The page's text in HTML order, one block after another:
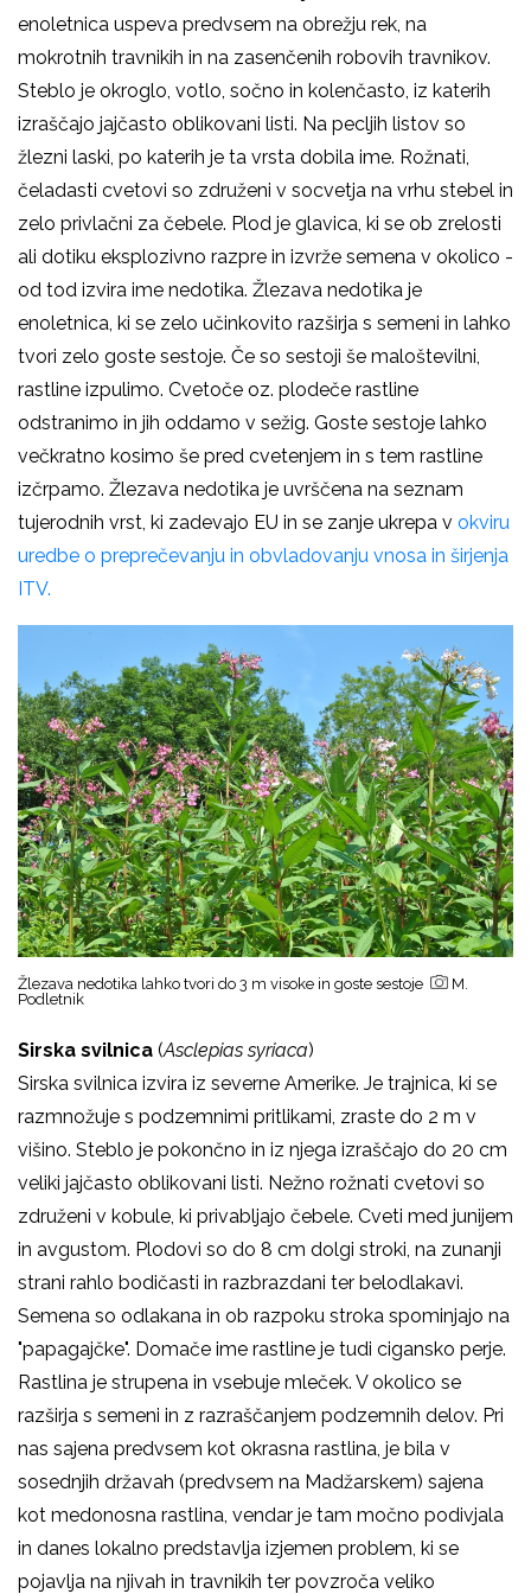
enoletnica uspeva predvsem na obrežju rek, na
mokrotnih travnikih in na zasenčenih robovih travnikov.
Steblo je okroglo, votlo, sočno in kolenčasto, iz katerih
izraščajo jajčasto oblikovani listi. Na pecljih listov so
žlezni laski, po katerih je ta vrsta dobila ime. Rožnati,
čeladasti cvetovi so združeni v socvetja na vrhu stebel in
zelo privlačni za čebele. Plod je glavica, ki se ob zrelosti
ali dotiku eksplozivno razpre in izvrže semena v okolico -
od tod izvira ime nedotika. Žlezava nedotika je
enoletnica, ki se zelo učinkovito razširja s semeni in lahko
tvori zelo goste sestoje. Če so sestoji še maloštevilni,
rastline izpulimo. Cvetoče oz. plodeče rastline
odstranimo in jih oddamo v sežig. Goste sestoje lahko
večkratno kosimo še pred cvetenjem in s tem rastline
izčrpamo. Žlezava nedotika je uvrščena na seznam
tujerodnih vrst, ki zadevajo EU in se zanje ukrepa v okviru
uredbe o preprečevanju in obvladovanju vnosa in širjenja
ITV.
Žlezava nedotika lahko tvori do 3 m visoke in goste sestoje
M.
Podletnik
Sirska svilnica (Asclepias syriaca)
Sirska svilnica izvira iz severne Amerike. Je trajnica, ki se
razmnožuje s podzemnimi pritlikami, zraste do 2 m v
višino. Steblo je pokončno in iz njega izraščajo do 20 cm
veliki jajčasto oblikovani listi. Nežno rožnati cvetovi so
združeni v kobule, ki privabljajo čebele. Cveti med junijem
in avgustom. Plodovi so do 8 cm dolgi stroki, na zunanji
strani rahlo bodičasti in razbrazdani ter belodlakavi.
Semena so odlakana in ob razpoku stroka spominjajo na
"papagajčke". Domače ime rastline je tudi cigansko perje.
Rastlina je strupena in vsebuje mleček. V okolico se
razširja s semeni in z razraščanjem podzemnih delov. Pri
nas sajena predvsem kot okrasna rastlina, je bila v
sosednjih državah (predvsem na Madžarskem) sajena
kot medonosna rastlina, vendar je tam močno podivjala
in danes lokalno predstavlja izjemen problem, ki se
pojavlja na njivah in travnikih ter povzroča veliko